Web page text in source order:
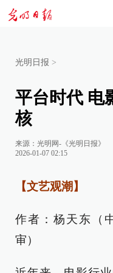
光明日报 >
平台时代 电
核
来源： 光明网-《光明日报》
2026-01-07 02:15
【文艺观潮】
作者：杨天东（
审）